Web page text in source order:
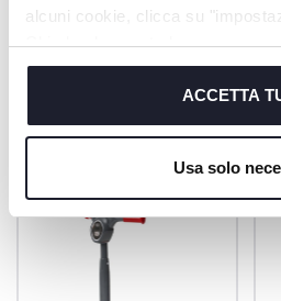
alcuni cookie, clicca su
Chiudendo questo banner
cookie tecnici, indispensabili per
ACCETTA
Usa solo
PRODOTTI CHE